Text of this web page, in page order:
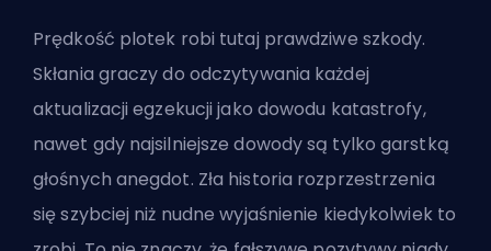
Prędkość plotek robi tutaj prawdziwe szkody.
Skłania graczy do odczytywania każdej
aktualizacji egzekucji jako dowodu katastrofy,
nawet gdy najsilniejsze dowody są tylko garstką
głośnych anegdot. Zła historia rozprzestrzenia
się szybciej niż nudne wyjaśnienie kiedykolwiek to